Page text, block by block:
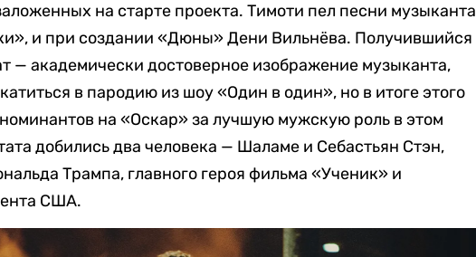
на старте проекта. Тимоти пел песни музыканта
и при создании «Дюны» Дени Вильнёва. Получившийся
— академически достоверное изображение музыканта,
в пародию из шоу «Один в один», но в итоге этого
на «Оскар» за лучшую мужскую роль в этом
добились два человека — Шаламе и Себастьян Стэн,
Трампа, главного героя фильма «Ученик» и
США.